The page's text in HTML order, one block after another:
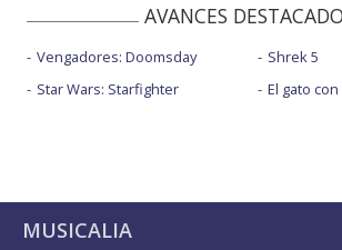
AVANCES
Vengadores: Doomsday
Star Wars: Starfighter
Shrek 5
El gato
MUSICALIA